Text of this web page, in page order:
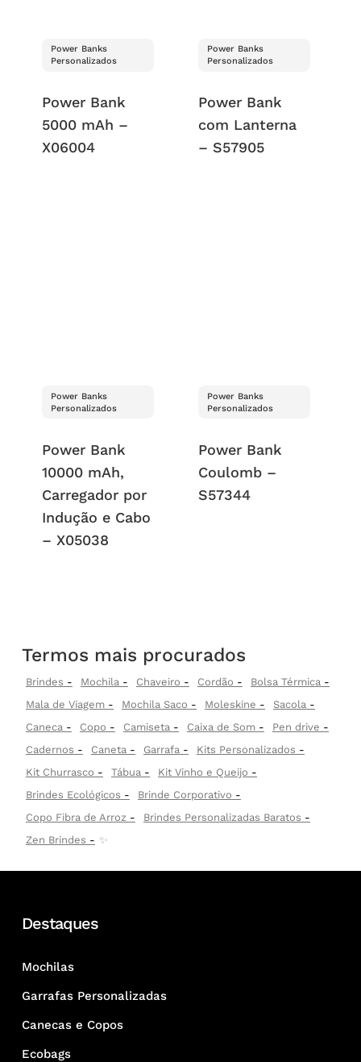
Power Banks
Personalizados
Power Bank
5000 mAh –
X06004
Power Banks
Personalizados
Power Bank
com Lanterna
– S57905
Power Banks
Personalizados
Power Bank
10000 mAh,
Carregador por
Indução e Cabo
– X05038
Power Banks
Personalizados
Power Bank
Coulomb –
S57344
Termos mais procurados
Brindes Mochila Chaveiro Cordão
Bolsa Térmica
Mala de Viagem
Mochila Saco Moleskine
Sacola
Caneca
Copo Camiseta Caixa de Som
Pen drive
Cadernos
Caneta Garrafa
Kits Personalizados
Kit Churrasco
Tábua
Kit Vinho e Queijo
Brindes Ecológicos
Brinde Corporativo
Copo Fibra de Arroz
Brindes Personalizadas Baratos
Zen Brindes
✨
Destaques
Mochilas
Garrafas Personalizadas
Canecas e Copos
Ecobags